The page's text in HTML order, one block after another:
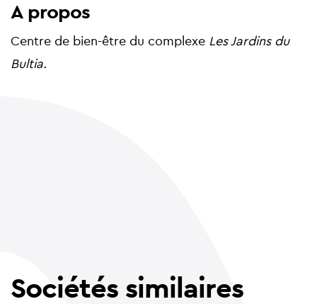
A propos
Centre de bien-être du complexe Les Jardins du
Bultia.
Sociétés similaires